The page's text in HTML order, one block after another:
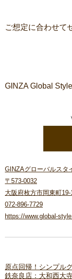
ご想定に合わせて
GINZA Global
GINZAグローバルスタ
〒573-0032
大阪府枚方市岡東町
072-896-7729
https://www.global-
原点回帰！シンプル
鉄奈良店：大和西大寺